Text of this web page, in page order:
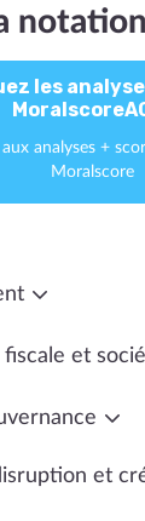
les
analyses +
Moralscore
et
et